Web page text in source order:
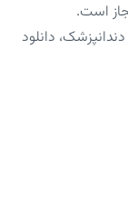
است.
دانلود